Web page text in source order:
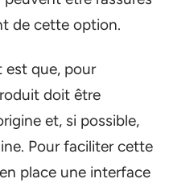
de cette option.
est que, pour
doit être
et, si possible,
Pour faciliter cette
place une interface